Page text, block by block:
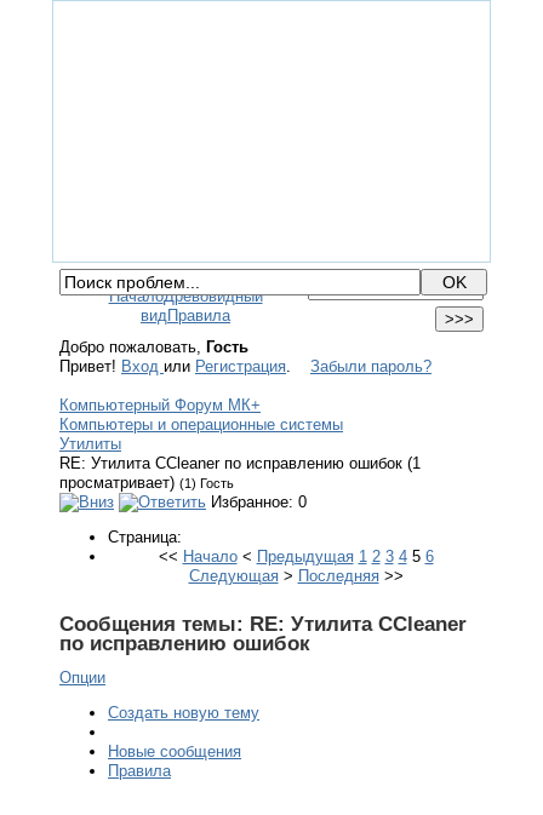
НачалоДревовидный
видПравила
Добро пожаловать, Гость
Привет! Вход или Регистрация. Забыли пароль?
Компьютерный Форум МК+
Компьютеры и операционные системы
Утилиты
RE: Утилита CCleaner по исправлению ошибок (1
просматривает) (1) Гость
Избранное: 0
Страница:
<< Начало< Предыдущая 1 2 3 4 5 6
Следующая> Последняя>>
Сообщения темы: RE: Утилита CCleaner
по исправлению ошибок
Опции
Создать новую тему
Новые сообщения
Правила